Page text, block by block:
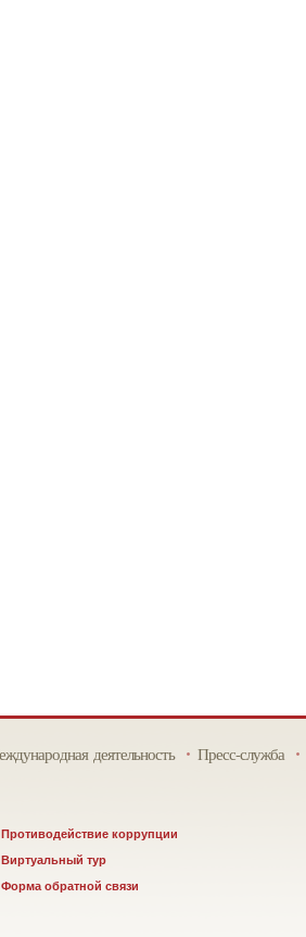
деятельность Пресс-служба
Противодействие коррупции
Виртуальный тур
Форма обратной связи